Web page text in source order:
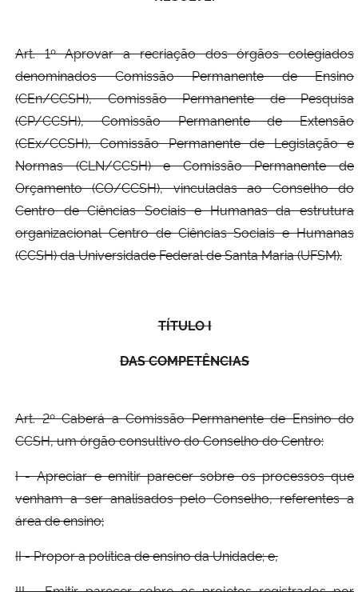
Art. 1º Aprovar a recriação dos órgãos colegiados
denominados Comissão Permanente de Ensino
(CEn/CCSH), Comissão Permanente de Pesquisa
(CP/CCSH), Comissão Permanente de Extensão
(CEx/CCSH), Comissão Permanente de Legislação e
Normas (CLN/CCSH) e Comissão Permanente de
Orçamento (CO/CCSH), vinculadas ao Conselho do
Centro de Ciências Sociais e Humanas da estrutura
organizacional Centro de Ciências Sociais e Humanas
(CCSH) da Universidade Federal de Santa Maria (UFSM).
TÍTULO I
DAS COMPETÊNCIAS
Art. 2º Caberá a Comissão Permanente de Ensino do
CCSH, um órgão consultivo do Conselho do Centro:
I - Apreciar e emitir parecer sobre os processos que
venham a ser analisados pelo Conselho, referentes a
área de ensino;
II - Propor a política de ensino da Unidade; e,